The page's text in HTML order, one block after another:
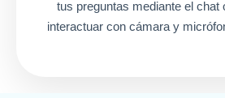
tus preguntas mediante el chat
interactuar con cámara y